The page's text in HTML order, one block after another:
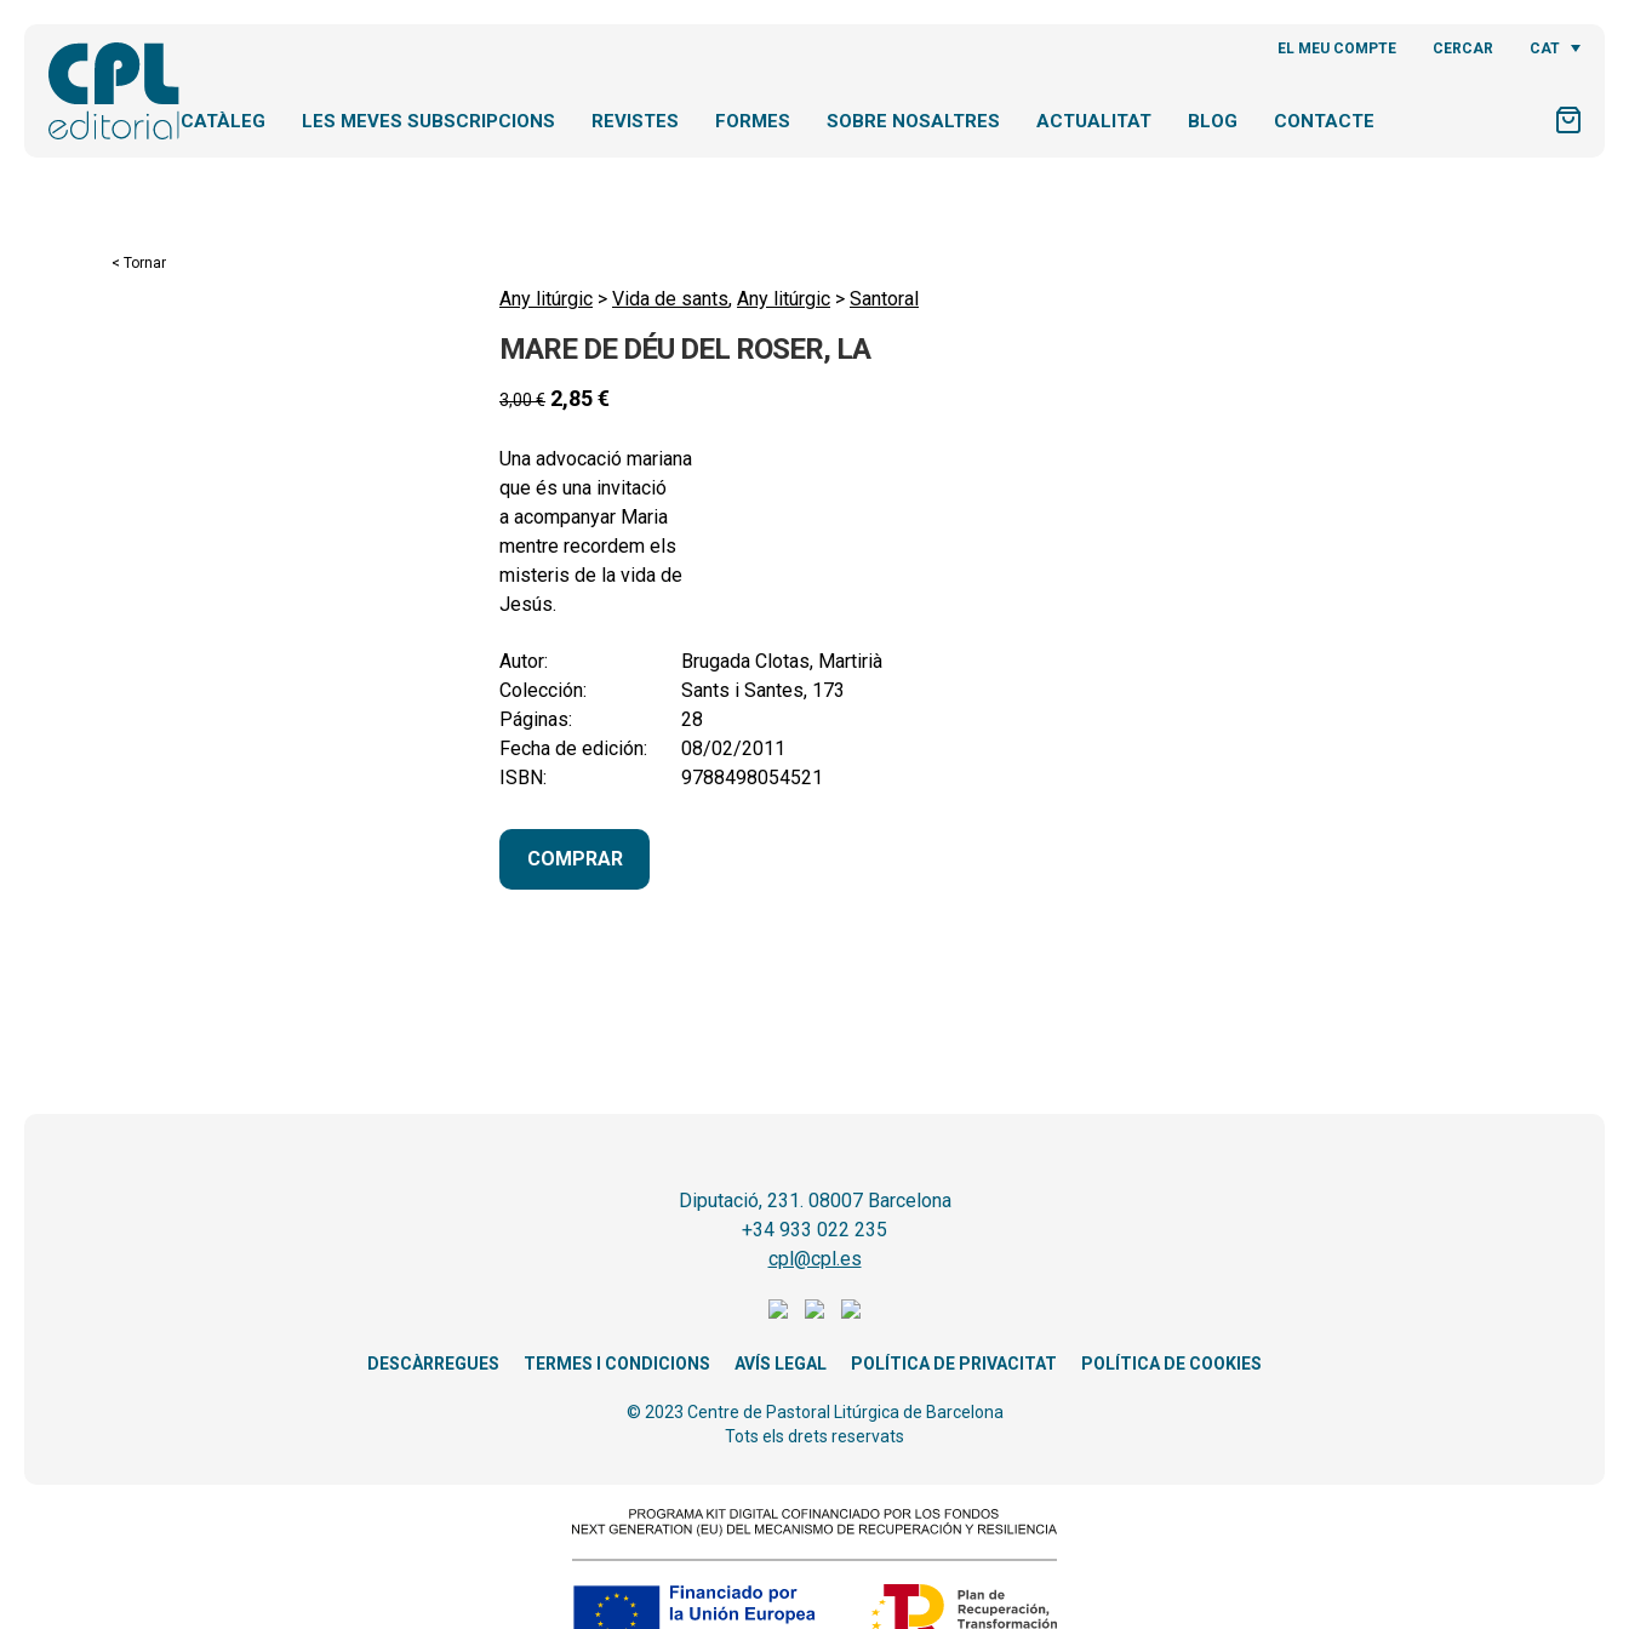
EL MEU COMPTE CERCAR CAT
CATÀLEG LES MEVES SUBSCRIPCIONS REVISTES FORMES SOBRE NOSALTRES ACTUALITAT BLOG CONTACTE
< Tornar
Any litúrgic > Vida de sants, Any litúrgic > Santoral
MARE DE DÉU DEL ROSER, LA
3,00€ 2,85€
Una advocació mariana
que és una invitació
a acompanyar Maria
mentre recordem els
misteris de la vida de
Jesús.
Autor:
Brugada Clotas, Martirià
Colección:
Sants i Santes, 173
Páginas:
28
Fecha de edición:
08/02/2011
ISBN:
9788498054521
COMPRAR
Diputació, 231. 08007 Barcelona
+34 933 022 235
cpl@cpl.es
DESCÀRREGUES TERMES I CONDICIONS AVÍS LEGAL POLÍTICA DE PRIVACITAT POLÍTICA DE COOKIES
© 2023 Centre de Pastoral Litúrgica de Barcelona
Tots els drets reservats